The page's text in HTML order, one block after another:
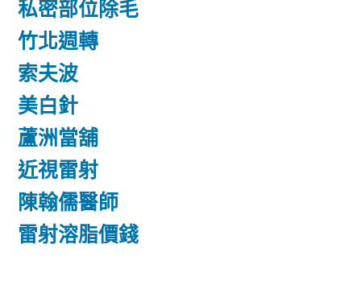
私密部位除毛
竹北週轉
索夫波
美白針
蘆洲當舖
近視雷射
陳翰儒醫師
雷射溶脂價錢